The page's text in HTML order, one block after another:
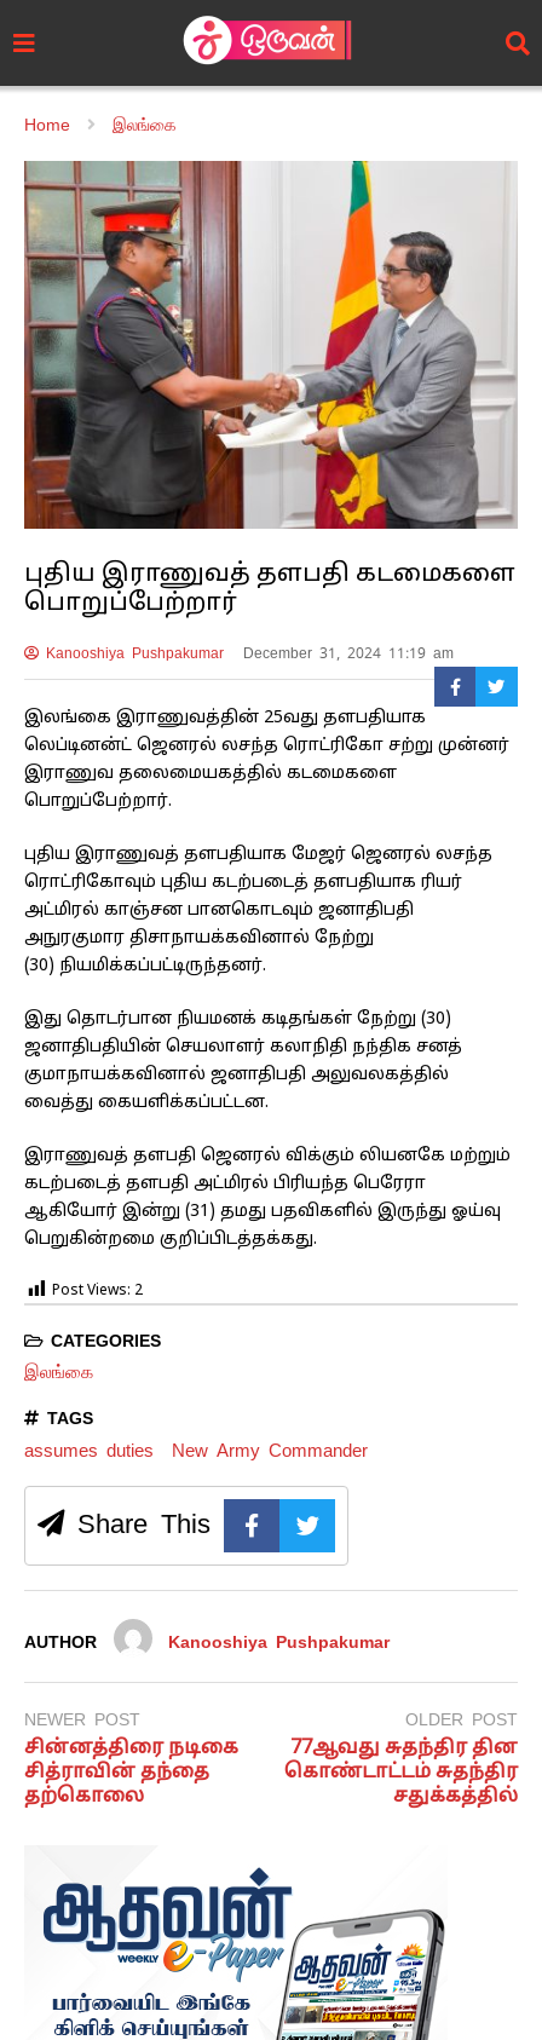
Home இலங்கை
புதிய இராணுவத் தளபதி கடமைகளை
பொறுப்பேற்றார்
Kanooshiya Pushpakumar December 31, 2024 11:19 am
இலங்கை இராணுவத்தின் 25வது தளபதியாக
லெப்டினன்ட் ஜெனரல் லசந்த ரொட்ரிகோ சற்று முன்னர்
இராணுவ தலைமையகத்தில் கடமைகளை
பொறுப்பேற்றார்.
புதிய இராணுவத் தளபதியாக மேஜர் ஜெனரல் லசந்த
ரொட்ரிகோவும் புதிய கடற்படைத் தளபதியாக ரியர்
அட்மிரல் காஞ்சன பானகொடவும் ஜனாதிபதி
அநுரகுமார திசாநாயக்கவினால் நேற்று
(30) நியமிக்கப்பட்டிருந்தனர்.
இது தொடர்பான நியமனக் கடிதங்கள் நேற்று (30)
ஜனாதிபதியின் செயலாளர் கலாநிதி நந்திக சனத்
குமாநாயக்கவினால் ஜனாதிபதி அலுவலகத்தில்
வைத்து கையளிக்கப்பட்டன.
இராணுவத் தளபதி ஜெனரல் விக்கும் லியனகே மற்றும்
கடற்படைத் தளபதி அட்மிரல் பிரியந்த பெரேரா
ஆகியோர் இன்று (31) தமது பதவிகளில் இருந்து ஓய்வு
பெறுகின்றமை குறிப்பிடத்தக்கது.
Post Views: 2
CATEGORIES
இலங்கை
TAGS
assumes duties New Army Commander
Share This
AUTHOR Kanooshiya Pushpakumar
NEWER POST
சின்னத்திரை நடிகை
சித்ராவின் தந்தை
தற்கொலை
OLDER POST
77ஆவது சுதந்திர தின
கொண்டாட்டம் சுதந்திர
சதுக்கத்தில்